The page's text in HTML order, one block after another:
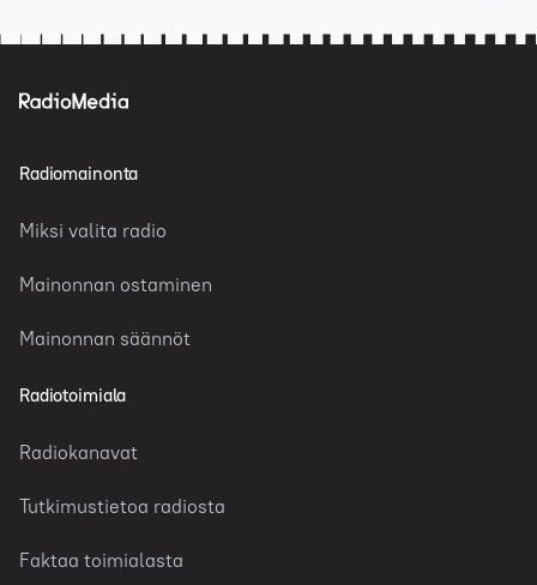
Radiomainonta
Miksi valita radio
Mainonnan ostaminen
Mainonnan säännöt
Radiotoimiala
Radiokanavat
Tutkimustietoa radiosta
Faktaa toimialasta